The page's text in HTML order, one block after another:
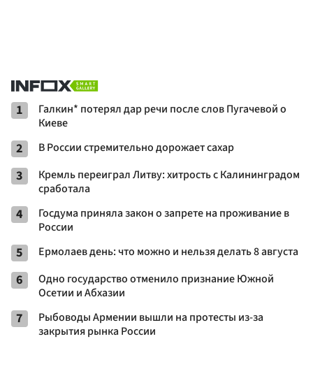
1
Галкин* потерял дар речи после слов Пугачевой о
Киеве
2 В России стремительно дорожает сахар
3
Кремль переиграл Литву: хитрость с Калининградом
сработала
4
Госдума приняла закон о запрете на проживание в
России
5 Ермолаев день: что можно и нельзя делать 8 августа
6
Одно государство отменило признание Южной
Осетии и Абхазии
7
Рыбоводы Армении вышли на протесты из-за
закрытия рынка России